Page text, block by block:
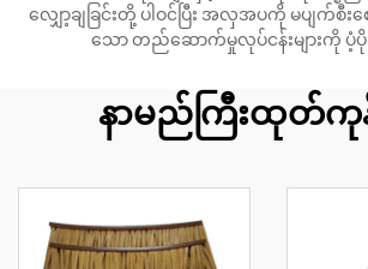
လျှော့ချခြင်းတို့ ပါဝင်ပြီး အလှအပကို မပျက်
သော တည်ဆောက်မှုလုပ်ငန်းများကို ပံ့ပို
နာမည်ကြီးထုတ်ကုန်